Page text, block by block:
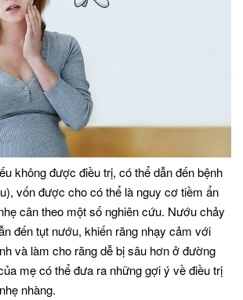
không được điều trị, có thể dẫn đến bệnh
vốn được cho có thể là nguy cơ tiềm ẩn
cân theo một số nghiên cứu. Nướu chảy
đến tụt nướu, khiến răng nhạy cảm với
và làm cho răng dễ bị sâu hơn ở đường
mẹ có thể đưa ra những gợi ý về điều trị
nhàng.